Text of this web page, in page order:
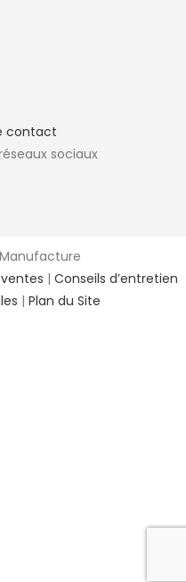
contact
sociaux
| Conseils d’entretien
| Plan du Site